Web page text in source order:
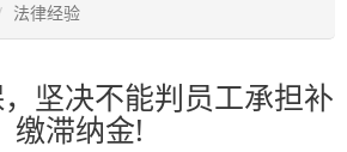
法律经验
坚决不能判员工承担补
缴滞纳金!